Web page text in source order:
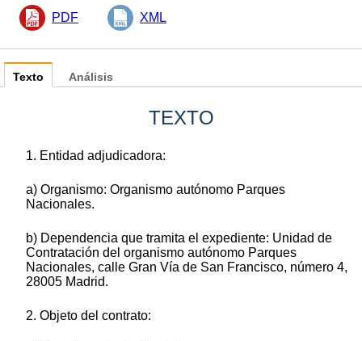
PDF XML
Texto
TEXTO
1. Entidad adjudicadora:
a) Organismo: Organismo autónomo Parques
Nacionales.
b) Dependencia que tramita el expediente: Unidad de
Contratación del organismo autónomo Parques
Nacionales, calle Gran Vía de San Francisco, número 4,
28005 Madrid.
2. Objeto del contrato:
Análisis